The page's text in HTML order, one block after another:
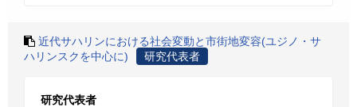
近代サハリンにおける社会変動と市街地変容(ユジノ・サ
ハリンスクを中心に)
研究代表者
研究代表者